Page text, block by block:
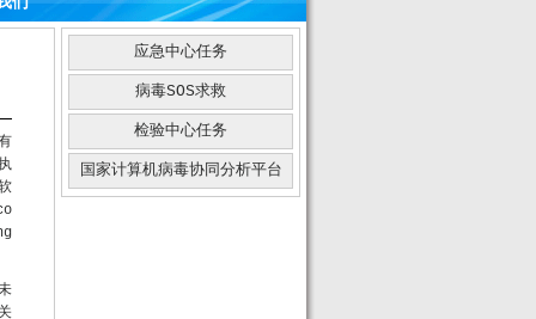
应急中心任务
病毒SOS求救
检验中心任务
国家计算机病毒协同分析平台